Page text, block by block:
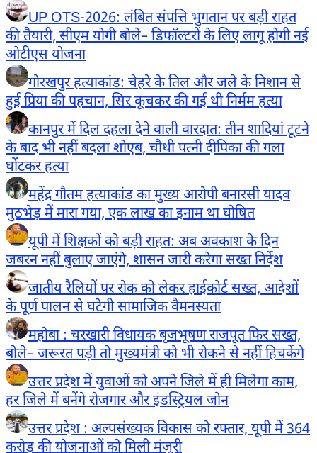
UP OTS-2026: लंबित संपत्ति भुगतान पर बड़ी राहत
की तैयारी, सीएम योगी बोले– डिफॉल्टरों के लिए लागू होगी नई
ओटीएस योजना
गोरखपुर हत्याकांड: चेहरे के तिल और जले के निशान से
हुई प्रिया की पहचान, सिर कूचकर की गई थी निर्मम हत्या
कानपुर में दिल दहला देने वाली वारदात: तीन शादियां टूटने
के बाद भी नहीं बदला शोएब, चौथी पत्नी दीपिका की गला
घोंटकर हत्या
महेंद्र गौतम हत्याकांड का मुख्य आरोपी बनारसी यादव
मुठभेड़ में मारा गया, एक लाख का इनाम था घोषित
यूपी में शिक्षकों को बड़ी राहत: अब अवकाश के दिन
जबरन नहीं बुलाए जाएंगे, शासन जारी करेगा सख्त निर्देश
जातीय रैलियों पर रोक को लेकर हाईकोर्ट सख्त, आदेशों
के पूर्ण पालन से घटेगी सामाजिक वैमनस्यता
महोबा : चरखारी विधायक बृजभूषण राजपूत फिर सख्त,
बोले– जरूरत पड़ी तो मुख्यमंत्री को भी रोकने से नहीं हिचकेंगे
उत्तर प्रदेश में युवाओं को अपने जिले में ही मिलेगा काम,
हर जिले में बनेंगे रोजगार और इंडस्ट्रियल जोन
उत्तर प्रदेश : अल्पसंख्यक विकास को रफ्तार, यूपी में 364
करोड़ की योजनाओं को मिली मंजूरी